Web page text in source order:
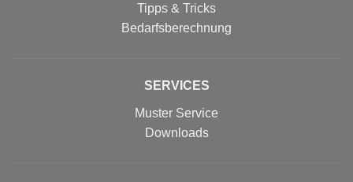
Tipps & Tricks
Bedarfsberechnung
SERVICES
Muster Service
Downloads